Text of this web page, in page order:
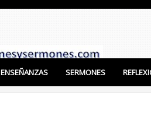
ENSEÑANZAS SERMONES